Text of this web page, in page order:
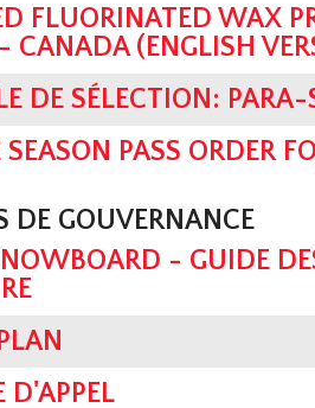
FLUORINATED WAX
CANADA (ENGLISH
DE SÉLECTION:
PASS ORDER
DE GOUVERNANCE
- GUIDE
D'APPEL